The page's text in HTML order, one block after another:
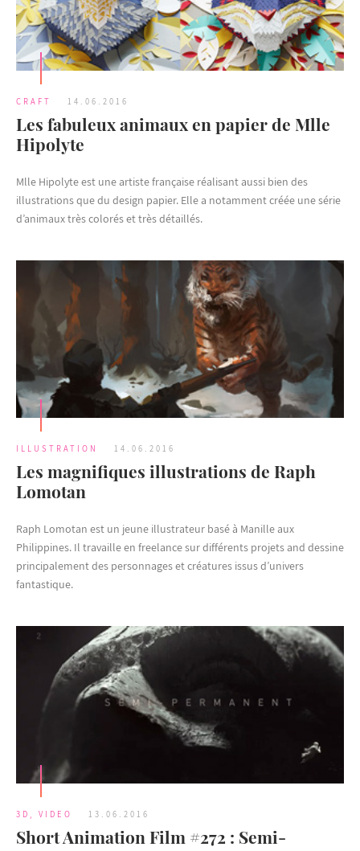
CRAFT 14.06.2016
Les fabuleux animaux en papier de Mlle
Hipolyte
Mlle Hipolyte est une artiste française réalisant aussi bien des
illustrations que du design papier. Elle a notamment créée une série
d’animaux très colorés et très détaillés.
ILLUSTRATION 14.06.2016
Les magnifiques illustrations de Raph
Lomotan
Raph Lomotan est un jeune illustrateur basé à Manille aux
Philippines. Il travaille en freelance sur différents projets and dessine
principalement des personnages et créatures issus d’univers
fantastique.
3D VIDEO 13.06.2016
Short Animation Film #272 : Semi-